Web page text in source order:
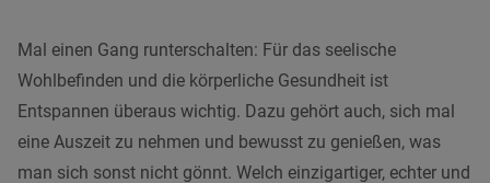
Mal einen Gang runterschalten: Für das seelische
Wohlbefinden und die körperliche Gesundheit ist
Entspannen überaus wichtig. Dazu gehört auch, sich mal
eine Auszeit zu nehmen und bewusst zu genießen, was
man sich sonst nicht gönnt. Welch einzigartiger, echter und